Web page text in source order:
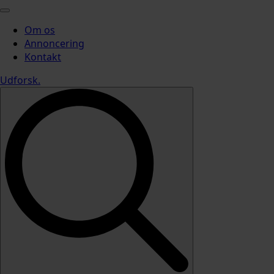
Om os
Annoncering
Kontakt
Udforsk.